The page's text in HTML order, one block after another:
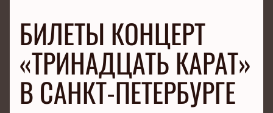
БИЛЕТЫ КОНЦЕРТ
«ТРИНАДЦАТЬ КАРАТ»
В САНКТ-ПЕТЕРБУРГЕ